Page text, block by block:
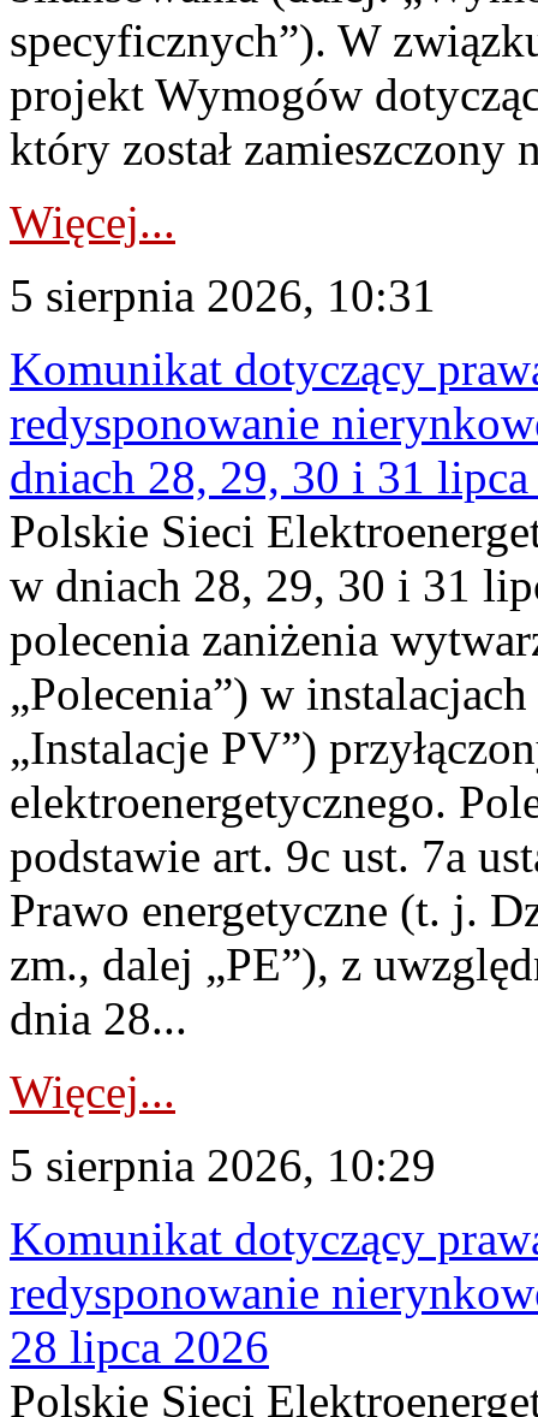
specyficznych”). W
projekt Wymogów
który został zamieszczony
Więcej...
5 sierpnia 2026, 10:31
Komunikat dotyczący
redysponowanie
dniach 28, 29, 30 i 31
Polskie Sieci
w dniach 28, 29, 30 i 31
polecenia zaniżenia
„Polecenia”) w
„Instalacje PV”)
elektroenergetycznego.
podstawie art. 9c ust. 7a
Prawo energetyczne (t. j.
zm., dalej „PE”), z
dnia 28...
Więcej...
5 sierpnia 2026, 10:29
Komunikat dotyczący
redysponowanie
28 lipca 2026
Polskie Sieci